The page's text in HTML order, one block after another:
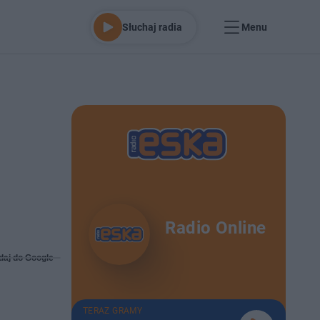
Słuchaj radia Menu
do Google
Radio Online
TERAZ GRAMY